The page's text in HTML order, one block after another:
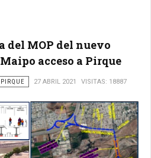
del MOP del nuevo
acceso a Pirque
27 ABRIL 2021 VISITAS: 18887